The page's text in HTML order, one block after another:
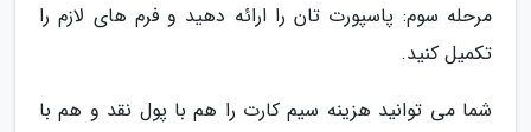
مرحله سوم: پاسپورت تان را ارائه دهید و فرم های لازم را
تکمیل کنید.
شما می توانید هزینه سیم کارت را هم با پول نقد و هم با